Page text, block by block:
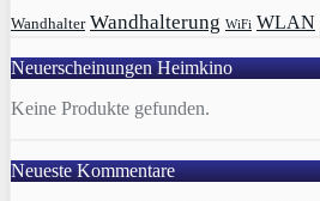
Wandhalter Wandhalterung WiFi WLAN
Neuerscheinungen Heimkino
Keine Produkte gefunden.
Neueste Kommentare